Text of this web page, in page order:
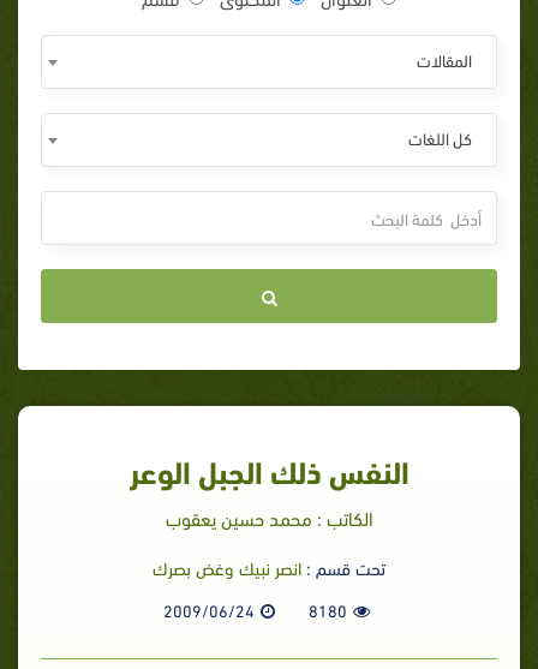
المقالات
كل اللغات
النفس ذلك الجبل الوعر
الكاتب : محمد حسين يعقوب
تحت قسم : انصر نبيك وغض بصرك
8180
2009/06/24